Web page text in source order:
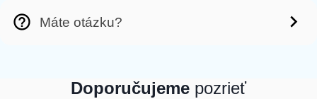
Máte otázku?
Doporučujeme pozrieť